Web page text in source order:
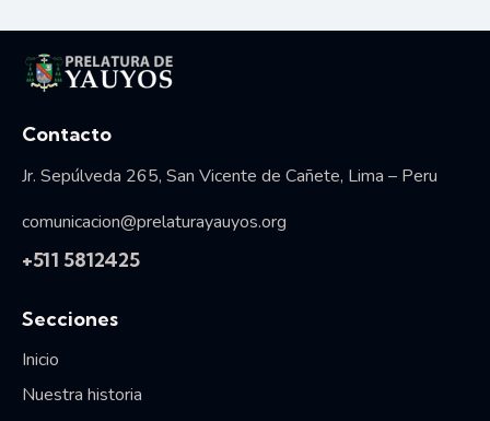
Vida consagrada
Contacto
Jr. Sepúlveda 265, San Vicente de Cañete, Lima – Peru
comunicacion@prelaturayauyos.org
+511 5812425
Secciones
Inicio
Nuestra historia